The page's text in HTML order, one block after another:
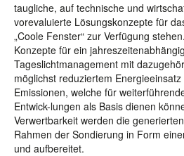
taugliche, auf technische und
vorevaluierte Lösungskonzepte für
„Coole Fenster“ zur Verfügung
Konzepte für ein
Tageslichtmanagement mit
möglichst reduziertem
Emissionen, welche für
Entwick-lungen als Basis dienen
Verwertbarkeit werden die
Rahmen der Sondierung in Form
und aufbereitet.